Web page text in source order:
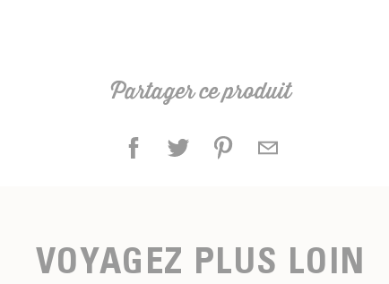
Partager ce produit
VOYAGEZ PLUS LOIN